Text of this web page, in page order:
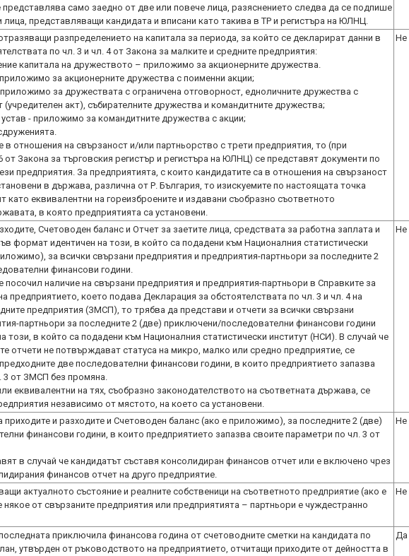
представлява само заедно от две или повече лица, разяснението следва да се подпише
лица, представляващи кандидата и вписани като такива в ТР и регистъра на ЮЛНЦ.
разпределението на капитала за периода, за който се декларират данни в
по чл. 3 и чл. 4 от Закона за малките и средните предприятия:
капитала на дружеството – приложимо за акционерните дружества.
за акционерните дружества с поименни акции;
за дружествата с ограничена отговорност, едноличните дружества с
(учредителен акт), събирателните дружества и командитните дружества;
устав - приложимо за командитните дружества с акции;
в отношения на свързаност и/или партньорство с трети предприятия, то (при
от Закона за търговския регистър и регистъра на ЮЛНЦ) се представят документи по
предприятия. За предприятията, с които кандидатите са в отношения на свързаност
в държава, различна от Р. България, то изискуемите по настоящата точка
като еквивалентни на гореизброените и издавани съобразно съответното
в която предприятията са установени.
Не
Счетоводен баланс и Отчет за заетите лица, средствата за работна заплата и
формат идентичен на този, в който са подадени към Националния статистически
за всички свързани предприятия и предприятия-партньори за последните 2
финансови години.
посочил наличие на свързани предприятия и предприятия-партньори в Справките за
предприятието, което подава Декларация за обстоятелствата по чл. 3 и чл. 4 на
предприятия (ЗМСП), то трябва да представи и отчети за всички свързани
партньори за последните 2 (две) приключени/последователни финансови години
този, в който са подадени към Националния статистически институт (НСИ). В случай че
отчети не потвърждават статуса на микро, малко или средно предприятие, се
две последователни финансови години, в които предприятието запазва
3 от ЗМСП без промяна.
еквивалентни на тях, съобразно законодателството на съответната държава, се
Не
и разходите и Счетоводен баланс (ако е приложимо), за последните 2 (две)
финансови години, в които предприятието запазва своите параметри по чл. 3 от
в случай че кандидатът съставя консолидиран финансов отчет или е включено чрез
Не
актуалното състояние и реалните собственици на съответното предприятие (ако е
от свързаните предприятия или предприятията – партньори е чуждестранно
Не
приключила финансова година от счетоводните сметки на кандидата по
утвърден от ръководството на предприятието, отчитащи приходите от дейността в
Да